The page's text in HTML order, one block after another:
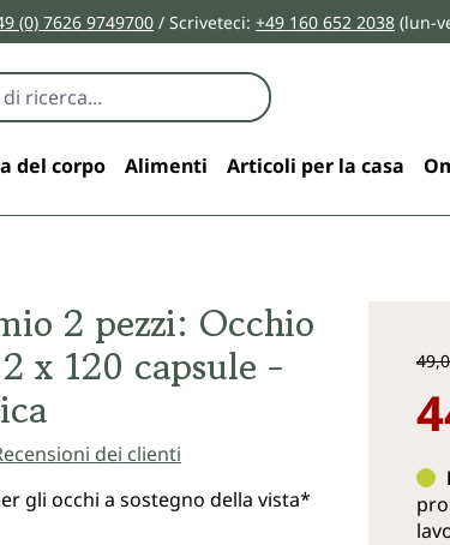
(0) 7626 9749700 / Scriveteci: +49 160 652 2038 (lun-
del corpo Alimenti Articoli per la casa
2 pezzi: Occhio
x 120 capsule -
dei clienti
gli occhi a sostegno della vista*